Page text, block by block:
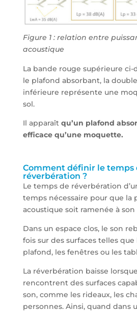
Figure 1 : relation entre
acoustique
La bande rouge supérieure ci-
le plafond absorbant, la
inférieure représente une
sol.
Il apparaît qu’un plafond
efficace qu’une moquette.
Comment définir le temps
réverbération ?
Le temps de réverbération
temps nécessaire pour que la
acoustique soit ramenée à
Dans un espace clos, le son
fois sur des surfaces telles que
plafond, les fenêtres ou les
La réverbération baisse
rencontrent des surfaces
son, comme les rideaux, les
personnes. Ainsi, quand dans